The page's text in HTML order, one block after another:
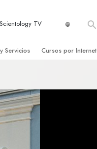
Scientology TV
Servicios Cursos por Internet
de la Existencia
de la Comprensión